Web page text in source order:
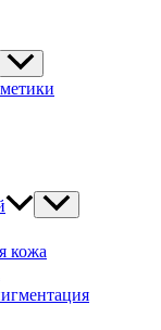
кожа